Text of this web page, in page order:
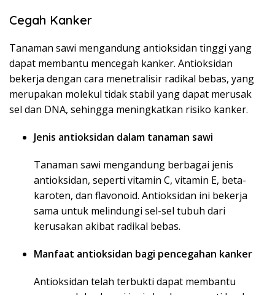
Cegah Kanker
Tanaman sawi mengandung antioksidan tinggi yang
dapat membantu mencegah kanker. Antioksidan
bekerja dengan cara menetralisir radikal bebas, yang
merupakan molekul tidak stabil yang dapat merusak
sel dan DNA, sehingga meningkatkan risiko kanker.
Jenis antioksidan dalam tanaman sawi
Tanaman sawi mengandung berbagai jenis
antioksidan, seperti vitamin C, vitamin E, beta-
karoten, dan flavonoid. Antioksidan ini bekerja
sama untuk melindungi sel-sel tubuh dari
kerusakan akibat radikal bebas.
Manfaat antioksidan bagi pencegahan kanker
Antioksidan telah terbukti dapat membantu